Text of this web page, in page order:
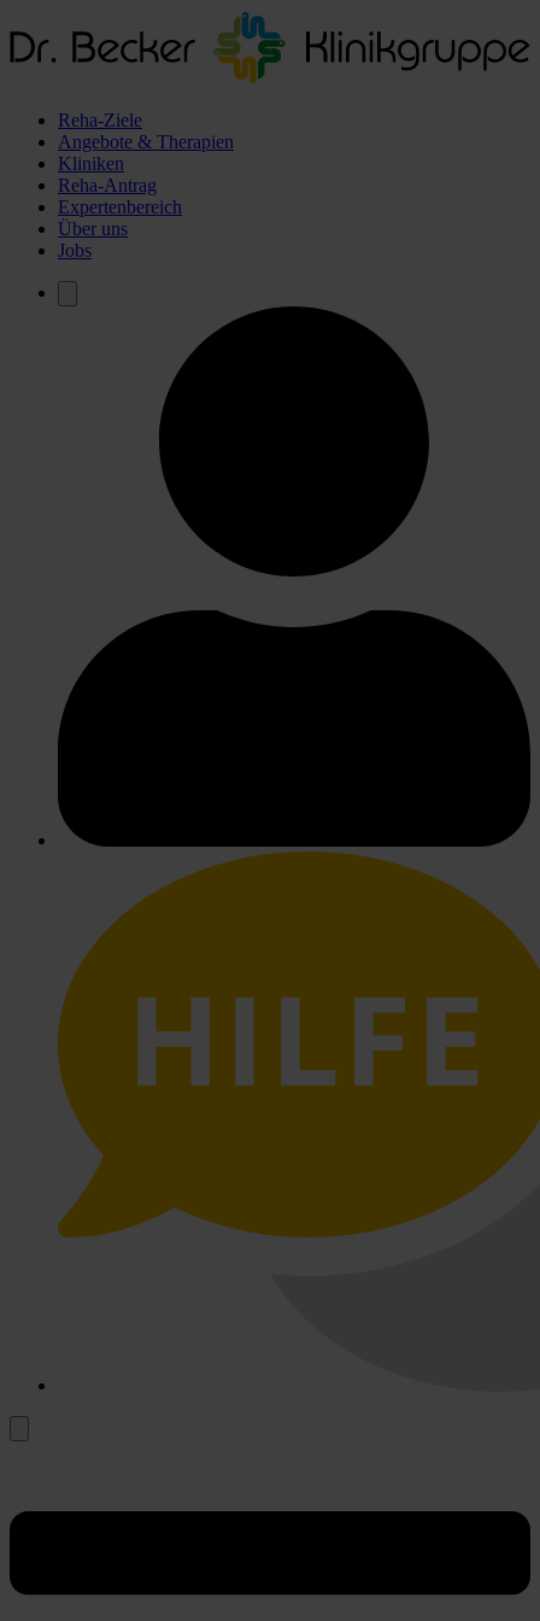
Reha-Ziele
Angebote & Therapien
Kliniken
Reha-Antrag
Expertenbereich
Über uns
Jobs
HILFE